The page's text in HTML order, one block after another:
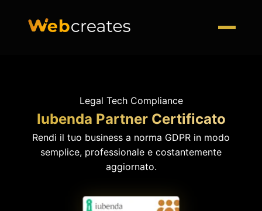
Legal Tech Compliance
Iubenda Partner Certificato
Rendi il tuo business a norma GDPR in modo
semplice, professionale e costantemente
aggiornato.